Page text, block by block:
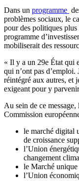
Dans un programme
problèmes sociaux, le
pour des politiques
programme
mobiliserait des
« Il y a un 29e État qui
qui n’ont pas d’emploi.
réintégré aux autres, et
exigeant pour y
Au sein de ce
Commission
le marché digital
de croissance
l’Union
changement
le Marché
l’Union